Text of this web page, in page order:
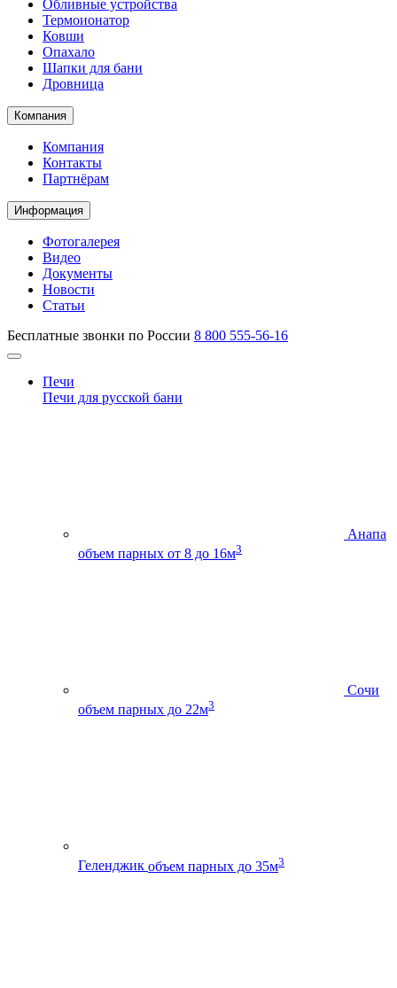
Обливные устройства
Термоионатор
Ковши
Опахало
Шапки для бани
Дровница
Компания
Компания
Контакты
Партнёрам
Информация
Фотогалерея
Видео
Документы
Новости
Статьи
Бесплатные звонки по России 8 800 555-56-16
Печи
Печи для русской бани
Анапа
объем парных от 8 до 16м3
Сочи
объем парных до 22м3
Геленджик объем парных до 35м3